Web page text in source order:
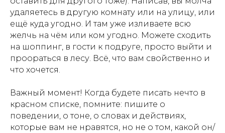
удаляетесь в другую комнату или на улицу, или
ещё куда угодно. И там уже изливаете всю
желчь на чём или ком угодно. Можете сходить
на шоппинг, в гости к подруге, просто выйти и
проораться в лесу. Всё, что вам свойственно и
что хочется.
Важный момент! Когда будете писать нечто в
красном списке, помните: пишите о
поведении, о тоне, о словах и действиях,
которые вам не нравятся, но не о том, какой он/